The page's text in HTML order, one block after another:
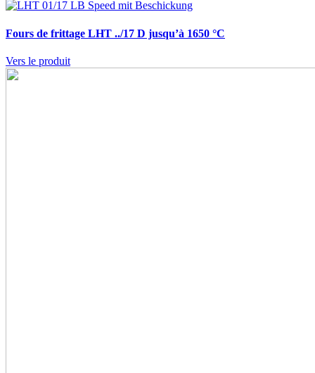
Fours de frittage LHT ../17 D jusqu’à 1650 °C
Vers le produit